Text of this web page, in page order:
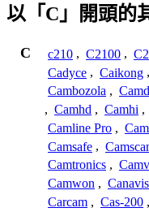
以「C」開頭的
C c210 , C2100 ,
Cadyce , Caikong ,
Cambozola ,
, Camhd , Camhi ,
Camline Pro ,
Camsafe ,
Camtronics ,
Camwon , Canavis
Carcam , Cas-200 ,